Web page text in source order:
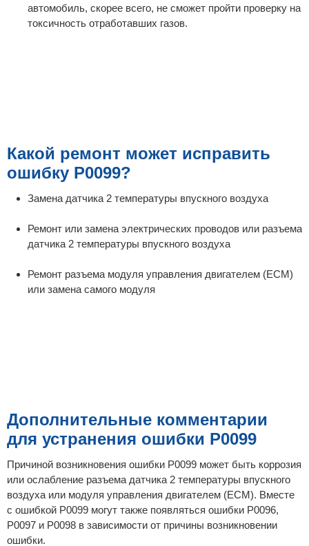
автомобиль, скорее всего, не сможет пройти проверку на
токсичность отработавших газов.
Какой ремонт может исправить
ошибку P0099?
Замена датчика 2 температуры впускного воздуха
Ремонт или замена электрических проводов или разъема
датчика 2 температуры впускного воздуха
Ремонт разъема модуля управления двигателем (ECM)
или замена самого модуля
Дополнительные комментарии
для устранения ошибки P0099
Причиной возникновения ошибки P0099 может быть коррозия
или ослабление разъема датчика 2 температуры впускного
воздуха или модуля управления двигателем (ECM). Вместе
с ошибкой P0099 могут также появляться ошибки P0096,
P0097 и P0098 в зависимости от причины возникновении
ошибки.